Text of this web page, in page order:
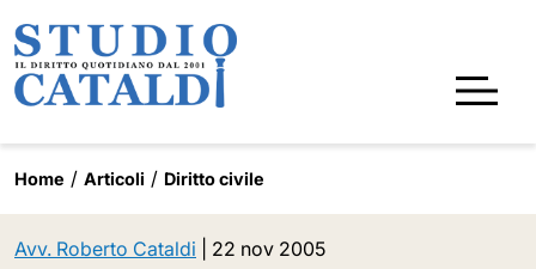
Home Articoli Diritto civile
Avv. Roberto Cataldi 22 nov 2005